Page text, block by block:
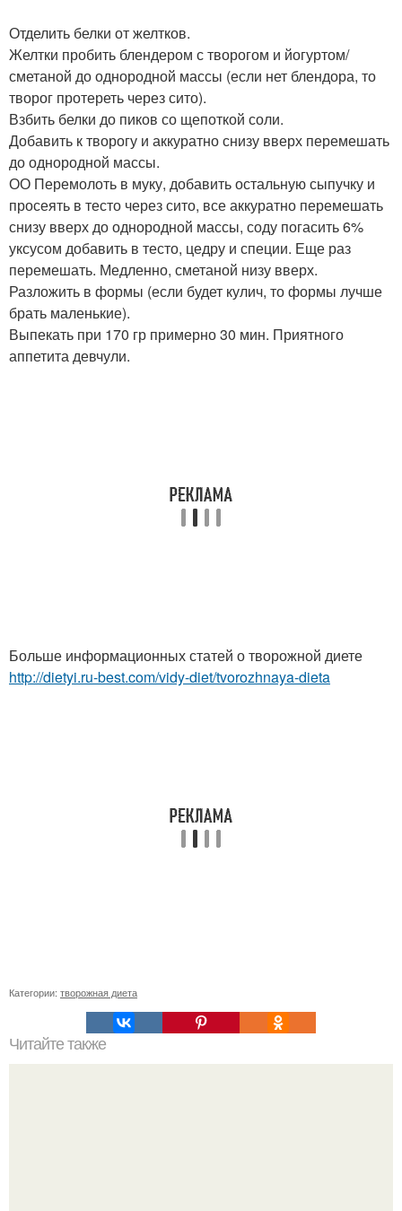
Отделить белки от желтков.
Желтки пробить блендером с творогом и йогуртом/
сметаной до однородной массы (если нет блендора, то
творог протереть через сито).
Взбить белки до пиков со щепоткой соли.
Добавить к творогу и аккуратно снизу вверх перемешать
до однородной массы.
ОО Перемолоть в муку, добавить остальную сыпучку и
просеять в тесто через сито, все аккуратно перемешать
снизу вверх до однородной массы, соду погасить 6%
уксусом добавить в тесто, цедру и специи. Еще раз
перемешать. Медленно, сметаной низу вверх.
Разложить в формы (если будет кулич, то формы лучше
брать маленькие).
Выпекать при 170 гр примерно 30 мин. Приятного
аппетита девчули.
Больше информационных статей о творожной диете
http://dietyi.ru-best.com/vidy-diet/tvorozhnaya-dieta
Категории: творожная диета
Читайте также